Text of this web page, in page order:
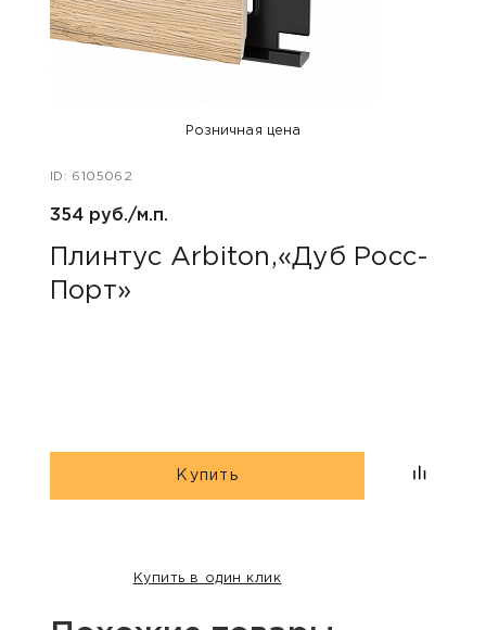
Розничная цена
ID: 6105062
354 руб./м.п.
Плинтус Arbiton,«Дуб Росс-
Порт»
Купить
Купить в один клик